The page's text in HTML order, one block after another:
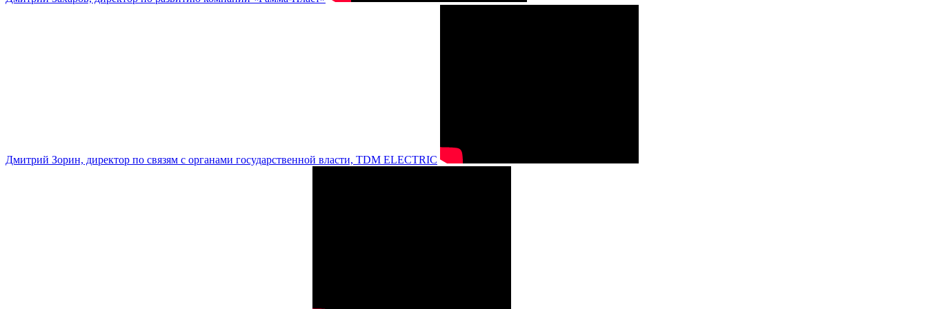
Дмитрий Зорин, директор по связям с органами государственной власти, TDM ELECTRIC